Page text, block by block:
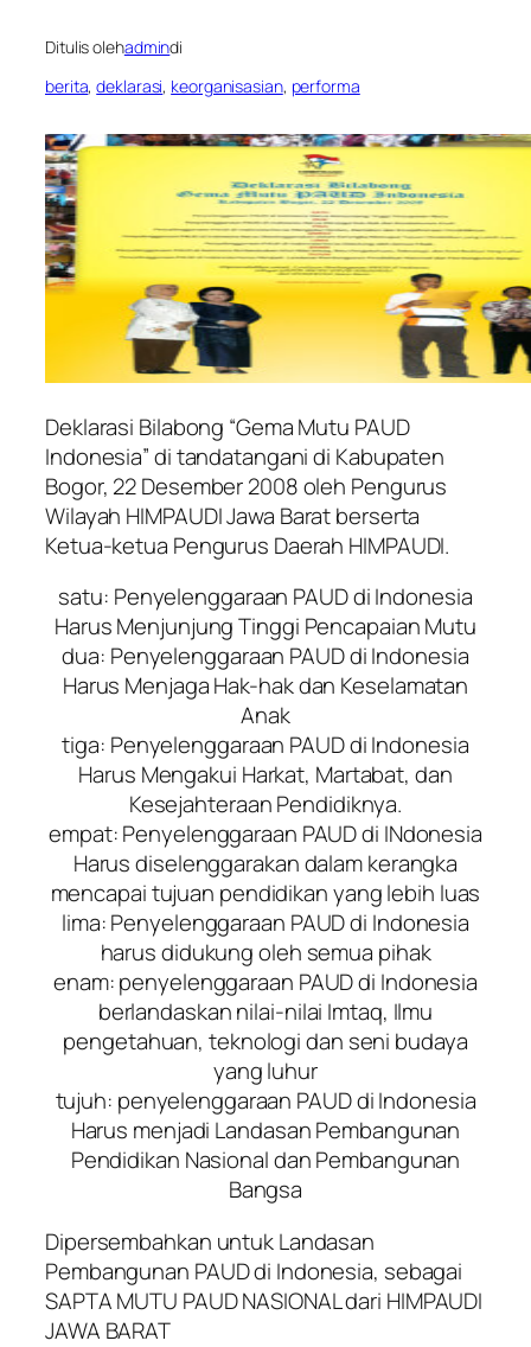
Ditulis olehadmindi
berita, deklarasi, keorganisasian, performa
Deklarasi Bilabong “Gema Mutu PAUD
Indonesia” di tandatangani di Kabupaten
Bogor, 22 Desember 2008 oleh Pengurus
Wilayah HIMPAUDI Jawa Barat berserta
Ketua-ketua Pengurus Daerah HIMPAUDI.
satu: Penyelenggaraan PAUD di Indonesia
Harus Menjunjung Tinggi Pencapaian Mutu
dua: Penyelenggaraan PAUD di Indonesia
Harus Menjaga Hak-hak dan Keselamatan
Anak
tiga: Penyelenggaraan PAUD di Indonesia
Harus Mengakui Harkat, Martabat, dan
Kesejahteraan Pendidiknya.
empat: Penyelenggaraan PAUD di INdonesia
Harus diselenggarakan dalam kerangka
mencapai tujuan pendidikan yang lebih luas
lima: Penyelenggaraan PAUD di Indonesia
harus didukung oleh semua pihak
enam: penyelenggaraan PAUD di Indonesia
berlandaskan nilai-nilai Imtaq, Ilmu
pengetahuan, teknologi dan seni budaya
yang luhur
tujuh: penyelenggaraan PAUD di Indonesia
Harus menjadi Landasan Pembangunan
Pendidikan Nasional dan Pembangunan
Bangsa
Dipersembahkan untuk Landasan
Pembangunan PAUD di Indonesia, sebagai
SAPTA MUTU PAUD NASIONAL dari HIMPAUDI
JAWA BARAT